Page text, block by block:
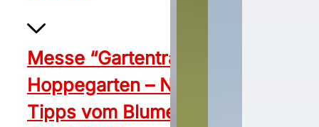
Messe “Gartenträume” in
Hoppegarten – Neuheiten und
Tipps vom Blumen-Doc BZ